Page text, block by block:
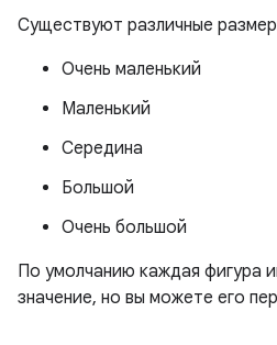
Существуют различные
Очень маленький
Маленький
Середина
Большой
Очень большой
По умолчанию каждая фигура
значение, но вы можете его